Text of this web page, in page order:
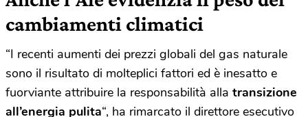
cambiamenti climatici
“I recenti aumenti dei prezzi globali del gas naturale
sono il risultato di molteplici fattori ed è inesatto e
fuorviante attribuire la responsabilità alla transizione
all’energia pulita“, ha rimarcato il direttore esecutivo